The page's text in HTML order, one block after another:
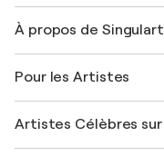
Expédition
Offrir une carte cadeau
Rejoignez notre
Mon compte
+33 1 76 44 06 42
À propos de Singulart
FAQ
Magazine Singulart
Emplois
Pour les Artistes
Se connecter en tant
Artistes Célèbres